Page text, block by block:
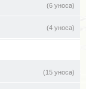
(6 уноса)
(4 уноса)
(15 уноса)